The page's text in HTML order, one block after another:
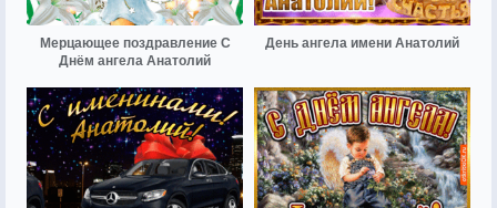
Мерцающее поздравление С
Днём ангела Анатолий
День ангела имени Анатолий